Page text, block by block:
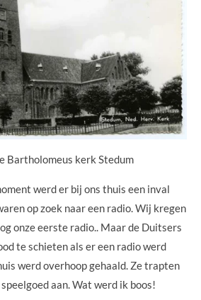
Bartholomeus kerk Stedum
werd er bij ons thuis een inval
op zoek naar een radio. Wij kregen
onze eerste radio.. Maar de Duitsers
te schieten als er een radio werd
werd overhoop gehaald. Ze trapten
aan. Wat werd ik boos!